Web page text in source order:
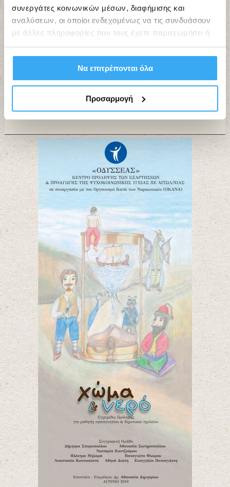
συνεργάτες κοινωνικών μέσων, διαφήμισης και
αναλύσεων, οι οποίοι ενδεχομένως να τις συνδυάσουν
με άλλες πληροφορίες που τους έχετε παραχωρήσει ή
τις οποίες έχουν συλλέξει σε σχέση με την από μέρους
σας χρήση των υπηρεσιών τους.
Να επιτρέπονται όλα
Προσαρμογή